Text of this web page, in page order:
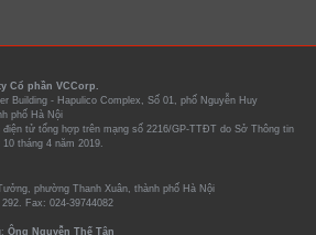
Cổ phần VCCorp.
Building - Hapulico Complex, Số 01, phố Nguyễn Huy
phố Hà Nội
tử tổng hợp trên mạng số 2216/GP-TTĐT do Sở Thông tin
tháng 4 năm 2019.
phường Thanh Xuân, thành phố Hà Nội
Fax: 024-39744082
Ông Nguyễn Thế Tân